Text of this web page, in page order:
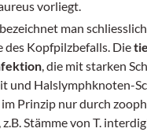
vorliegt.
man
Kopfpilzbefalls. Die
, die mit starken
und Halslymphknoten-
Prinzip nur durch
Stämme von T.